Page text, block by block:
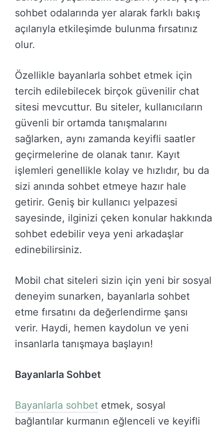
sohbet odalarında yer alarak farklı bakış
açılarıyla etkileşimde bulunma fırsatınız
olur.
Özellikle bayanlarla sohbet etmek için
tercih edilebilecek birçok güvenilir chat
sitesi mevcuttur. Bu siteler, kullanıcıların
güvenli bir ortamda tanışmalarını
sağlarken, aynı zamanda keyifli saatler
geçirmelerine de olanak tanır. Kayıt
işlemleri genellikle kolay ve hızlıdır, bu da
sizi anında sohbet etmeye hazır hale
getirir. Geniş bir kullanıcı yelpazesi
sayesinde, ilginizi çeken konular hakkında
sohbet edebilir veya yeni arkadaşlar
edinebilirsiniz.
Mobil chat siteleri sizin için yeni bir sosyal
deneyim sunarken, bayanlarla sohbet
etme fırsatını da değerlendirme şansı
verir. Haydi, hemen kaydolun ve yeni
insanlarla tanışmaya başlayın!
Bayanlarla Sohbet
Bayanlarla sohbet etmek, sosyal
bağlantılar kurmanın eğlenceli ve keyifli